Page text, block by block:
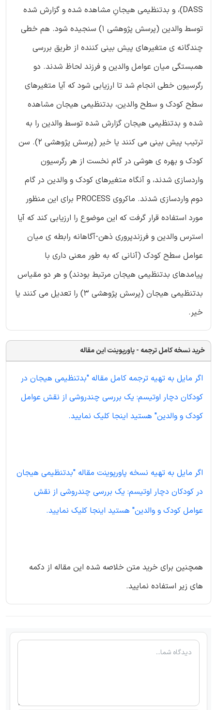
DASS)، و بدتنظیمی هیجانِ مشاهده شده و گزارش شده
توسط والدین (پرسش پژوهشی 1) سنجیده شود. هم خطی
چندگانه ی متغیرهای پیش بینی کننده از طریق بررسی
همبستگی میان عوامل والدین و فرزند لحاظ شدند. دو
رگرسیون خطی انجام شد تا ارزیابی شود که آیا متغیرهای
سطح کودک و سطح والدین، بدتنظیمی هیجان مشاهده
شده و بدتنظیمی هیجان گزارش شده توسط والدین را به
ترتیب پیش بینی می کنند یا خیر (پرسش پژوهشی 2). سن
کودک و بهره ی هوشی در گام نخست از هر رگرسیون
واردسازی شدند، و آنگاه متغیرهای کودک و والدین در گام
دوم واردسازی شدند. ماکروی PROCESS برای این منظور
مورد استفاده قرار گرفت که این موضوع را ارزیابی کند که آیا
استرس والدین و فرزندپروری ذهن-آگاهانه رابطه ی میان
عوامل سطح کودک (آنانی که به طور معنی داری با
پیامدهای بدتنظیمی هیجان مرتبط بودند) و هر دو مقیاس
بدتنظیمی هیجان (پرسش پژوهشی 3) را تعدیل می کنند یا
خیر.
خرید نسخه کامل ترجمه - پاورپوینت این مقاله
اگر مایل به تهیه ترجمه کامل مقاله "بدتنظیمی هیجان در
کودکان دچار اوتیسم: یک بررسی چندروشی از نقش عوامل
کودک و والدین" هستید اینجا کلیک نمایید.
اگر مایل به تهیه نسخه پاورپوینت مقاله "بدتنظیمی هیجان
در کودکان دچار اوتیسم: یک بررسی چندروشی از نقش
عوامل کودک و والدین" هستید اینجا کلیک نمایید.
همچنین برای خرید متن خلاصه شده این مقاله از دکمه
های زیر استفاده نمایید.